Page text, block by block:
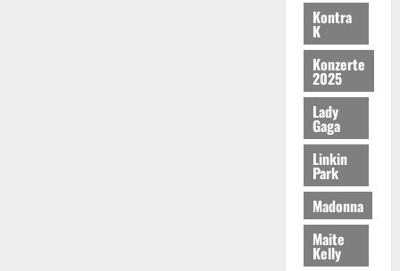
Kontra
K
Konzerte
2025
Lady
Gaga
Linkin
Park
Madonna
Maite
Kelly